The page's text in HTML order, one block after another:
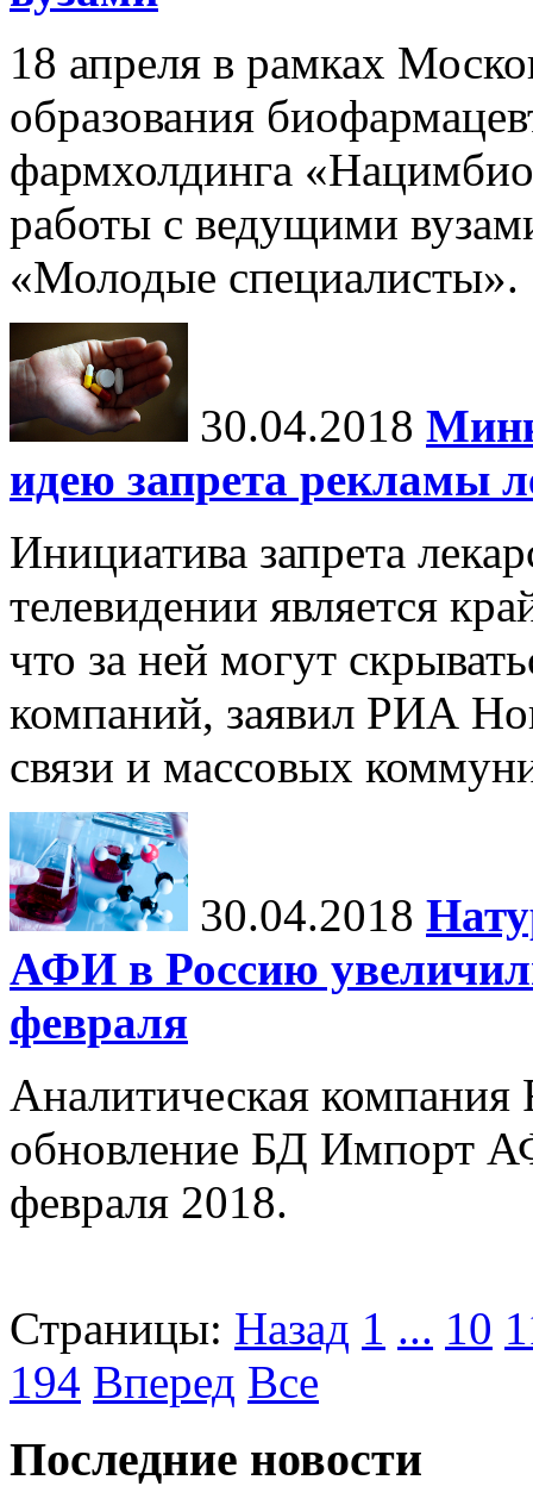
18 апреля в рамках
образования
фармхолдинга
работы с ведущими
«Молодые специалисты».
30.04.2018
идею запрета рекламы
Инициатива запрета
телевидении является
что за ней могут
компаний, заявил РИА
связи и массовых
30.04.2018
АФИ в Россию
февраля
Аналитическая компания
обновление БД Импорт
февраля 2018.
Страницы: Назад 1 ... 10
194 Вперед Все
Последние новости